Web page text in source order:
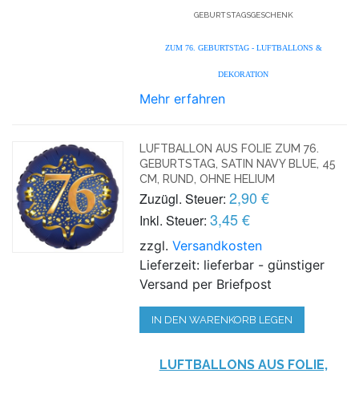
GEBURTSTAGSGESCHENK
ZUM 76. GEBURTSTAG - LUFTBALLONS &
DEKORATION
Mehr erfahren
LUFTBALLON AUS FOLIE ZUM 76.
GEBURTSTAG, SATIN NAVY BLUE, 45
CM, RUND, OHNE HELIUM
Zuzügl. Steuer: 2,90 €
Inkl. Steuer: 3,45 €
zzgl.Versandkosten
Lieferzeit: lieferbar - günstiger
Versand per Briefpost
IN DEN WARENKORB LEGEN
LUFTBALLONS AUS FOLIE,